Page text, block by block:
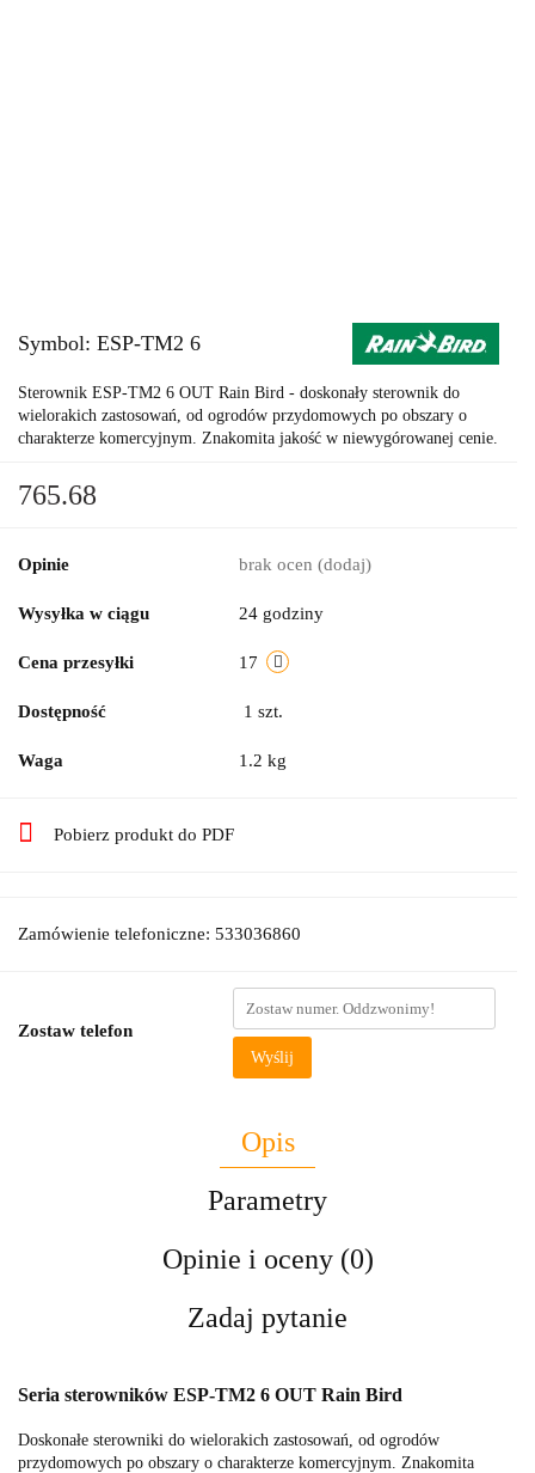
Symbol: ESP-TM2 6
Sterownik ESP-TM2 6 OUT Rain Bird - doskonały sterownik do
wielorakich zastosowań, od ogrodów przydomowych po obszary o
charakterze komercyjnym. Znakomita jakość w niewygórowanej cenie.
765.68
Opinie brak ocen (dodaj)
Wysyłka w ciągu 24 godziny
Cena przesyłki 17
Dostępność 1 szt.
Waga 1.2 kg
Pobierz produkt do PDF
Zamówienie telefoniczne: 533036860
Zostaw telefon
Wyślij
Opis
Parametry
Opinie i oceny (0)
Zadaj pytanie
Seria sterowników ESP-TM2 6 OUT Rain Bird
Doskonałe sterowniki do wielorakich zastosowań, od ogrodów
przydomowych po obszary o charakterze komercyjnym. Znakomita